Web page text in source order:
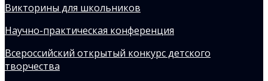
Викторины для школьников
Научно-практическая конференция
Всероссийский открытый конкурс детского
творчества